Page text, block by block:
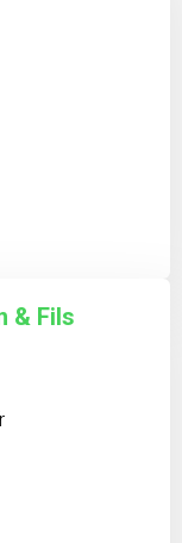
& Fils